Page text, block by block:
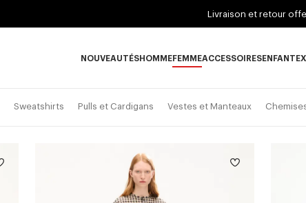
Livraison et retour
NOUVEAUTÉSHOMMEFEMMEACCESSOIRESENFANT
Sweatshirts Pulls et Cardigans Vestes et Manteaux